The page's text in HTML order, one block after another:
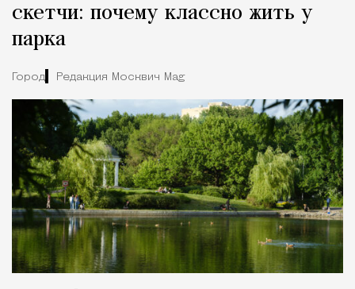
скетчи: почему классно жить у
парка
Город Редакция Москвич Mag